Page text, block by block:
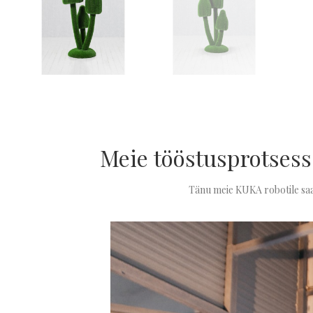
Meie
Tänu meie KUKA robotile